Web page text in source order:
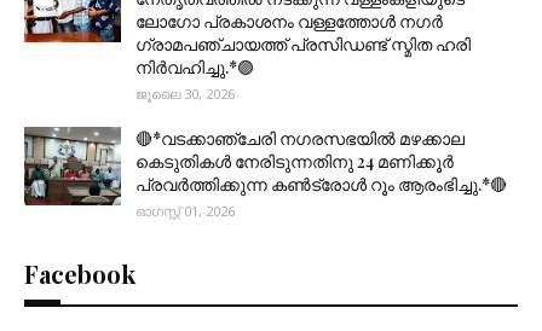
ലോഗോ പ്രകാശനം വള്ളത്തോൾ നഗർ
ഗ്രാമപഞ്ചായത്ത് പ്രസിഡണ്ട് സ്മിത ഹരി
നിർവഹിച്ചു.*🟣
ജൂലൈ 30, 2026
🔴*വടക്കാഞ്ചേരി നഗരസഭയിൽ മഴക്കാല
കെടുതികൾ നേരിടുന്നതിനു 24 മണിക്കൂർ
പ്രവർത്തിക്കുന്ന കൺട്രോൾ റൂം ആരംഭിച്ചു.*🔴
ഓഗസ്റ്റ് 01, 2026
Facebook